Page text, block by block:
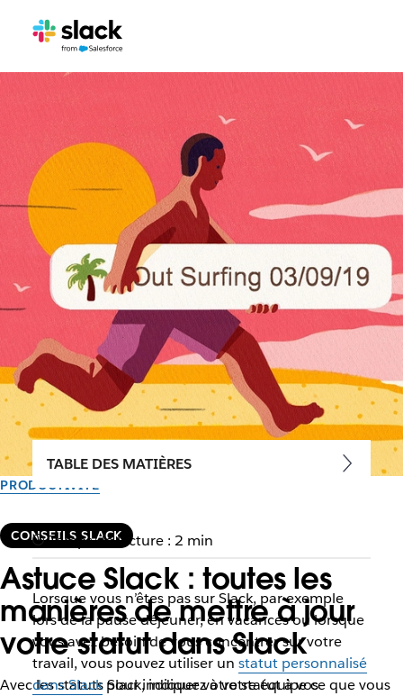
PRODUCTIVITÉ
CONSEILS SLACK
Astuce Slack : toutes les
manières de mettre à jour
votre statut dans Slack
Avec les statuts Slack, indiquez à votre équipe ce que vous
TABLE DES MATIÈRES
Temps de lecture : 2 min
Lorsque vous n’êtes pas sur Slack, par exemple
lors de la pause déjeuner, en vacances ou lorsque
vous avez besoin de vous concentrer sur votre
travail, vous pouvez utiliser un statut personnalisé
dans Slackpour indiquer votre statut à vos